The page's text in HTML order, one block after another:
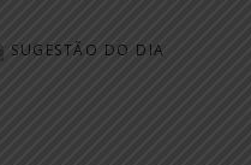
SUGESTÃO DO DIA